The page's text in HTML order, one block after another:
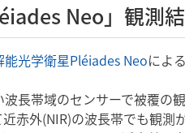
Neo」観測
能光学衛星Pléiades Neoによ
長帯域のセンサーで被覆の観
赤外(NIR)の波長帯でも観